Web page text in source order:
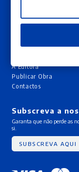
A Editora
Publicar Obra
Contactos
Subscreva a
Garanta que não perde as
si.
SUBSCREVA AQUI